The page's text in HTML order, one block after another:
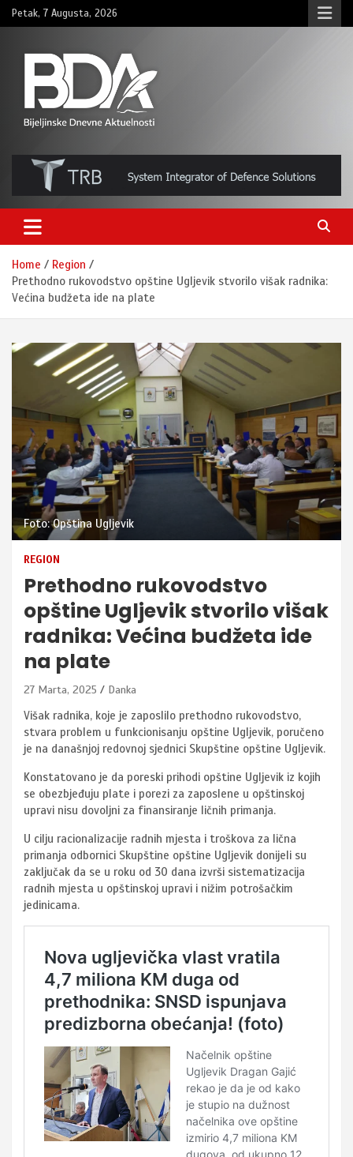
Skip
to
Petak, 7 Augusta, 2026
BNDAN.com
Home
Region
Prethodno rukovodstvo opštine Ugljevik stvorilo višak radnika:
Većina budžeta ide na plate
Foto: Opština Ugljevik
REGION
Prethodno rukovodstvo
opštine Ugljevik stvorilo višak
radnika: Većina budžeta ide
na plate
27 Marta, 2025 Danka
Višak radnika, koje je zaposlilo prethodno rukovodstvo,
stvara problem u funkcionisanju opštine Ugljevik, poručeno
je na današnjoj redovnoj sjednici Skupštine opštine Ugljevik.
Konstatovano je da poreski prihodi opštine Ugljevik iz kojih
se obezbjeđuju plate i porezi za zaposlene u opštinskoj
upravi nisu dovoljni za finansiranje ličnih primanja.
U cilju racionalizacije radnih mjesta i troškova za lična
primanja odbornici Skupštine opštine Ugljevik donijeli su
zaključak da se u roku od 30 dana izvrši sistematizacija
radnih mjesta u opštinskoj upravi i nižim potrošačkim
jedinicama.